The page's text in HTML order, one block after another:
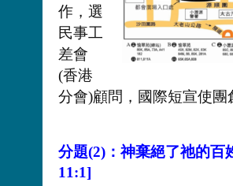
作，選
民事工
差會
(香港
分會)顧問，國際短宣使團
分題(2)：神棄絕了祂的百
11:1]